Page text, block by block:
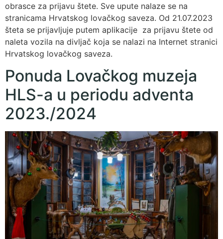
obrasce za prijavu štete. Sve upute nalaze se na
stranicama Hrvatskog lovačkog saveza. Od 21.07.2023
šteta se prijavljuje putem aplikacije za prijavu štete od
naleta vozila na divljač koja se nalazi na Internet stranici
Hrvatskog lovačkog saveza.
Ponuda Lovačkog muzeja
HLS-a u periodu adventa
2023./2024